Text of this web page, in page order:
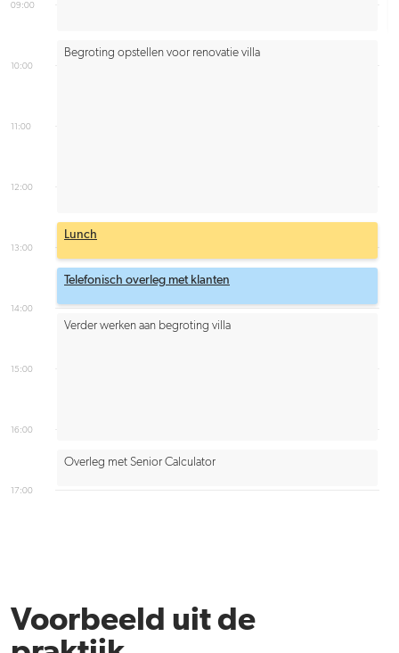
09:00
10:00
11:00
12:00
13:00
14:00
15:00
16:00
17:00
Begroting opstellen voor renovatie villa
Lunch
Verder werken aan begroting villa
Telefonisch overleg met klanten
Overleg met Senior Calculator
Voorbeeld uit de